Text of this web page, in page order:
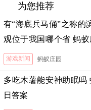
为您推荐
有“海底兵马俑”之称的
观位于我国哪个省 蚂
案
游戏新闻 蚂蚁庄园
多吃木薯能安神助眠吗
日答案